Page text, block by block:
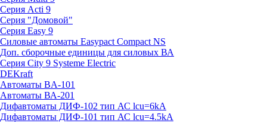
Серия Acti 9
Серия "Домовой"
Серия Easy 9
Силовые автоматы Easypact Compact NS
Доп. сборочные единицы для силовых ВА
Серия City 9 Systeme Electric
DEKraft
Автоматы BA-101
Автоматы ВА-201
Дифавтоматы ДИФ-102 тип АС lcu=6kA
Дифавтоматы ДИФ-101 тип АС lcu=4.5kA